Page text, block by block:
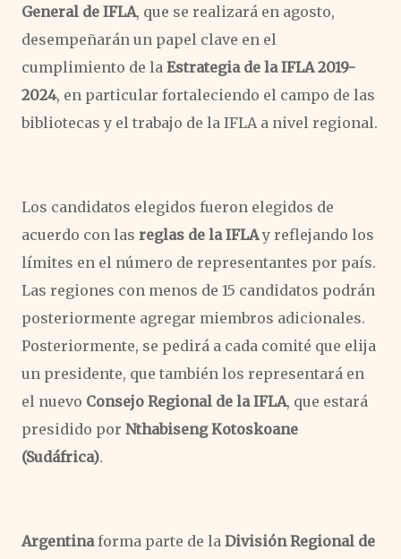
General de IFLA, que se realizará en agosto,
desempeñarán un papel clave en el
cumplimiento de la Estrategia de la IFLA 2019-
2024, en particular fortaleciendo el campo de las
bibliotecas y el trabajo de la IFLA a nivel regional.
Los candidatos elegidos fueron elegidos de
acuerdo con las reglas de la IFLAy reflejando los
límites en el número de representantes por país.
Las regiones con menos de 15 candidatos podrán
posteriormente agregar miembros adicionales.
Posteriormente, se pedirá a cada comité que elija
un presidente, que también los representará en
el nuevo Consejo Regional de la IFLA, que estará
presidido por Nthabiseng Kotoskoane
(Sudáfrica).
Argentinaforma parte de la División Regional de